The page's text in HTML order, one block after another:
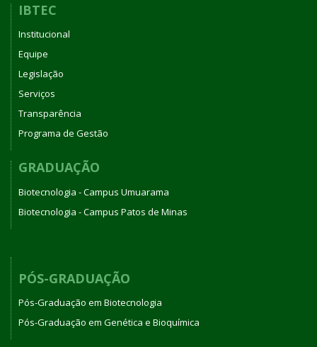
IBTEC
Institucional
Equipe
Legislação
Serviços
Transparência
Programa de Gestão
GRADUAÇÃO
Biotecnologia - Campus Umuarama
Biotecnologia - Campus Patos de Minas
PÓS-GRADUAÇÃO
Pós-Graduação em Biotecnologia
Pós-Graduação em Genética e Bioquímica